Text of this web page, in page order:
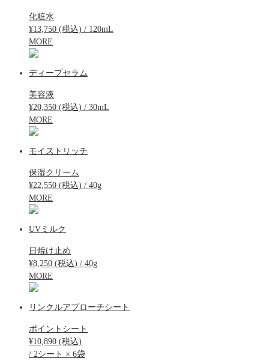
化粧水
¥13,750 (税込) / 120mL
MORE
ディープセラム
美容液
¥20,350 (税込) / 30mL
MORE
モイストリッチ
保湿クリーム
¥22,550 (税込) / 40g
MORE
UVミルク
日焼け止め
¥8,250 (税込) / 40g
MORE
リンクルアプローチシート
ポイントシート
¥10,890 (税込)
/ 2シート × 6袋